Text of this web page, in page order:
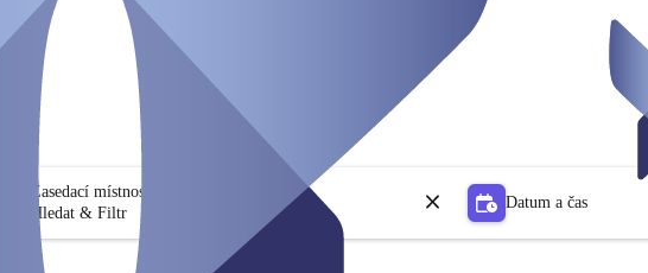
Zasedací místnosti
Hledat & Filtr
Datum a čas